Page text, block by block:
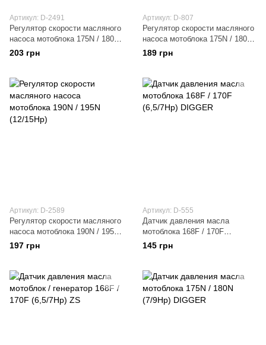
Артикул: D-2491
Регулятор скорости масляного
насоса мотоблока 175N / 180N
(7/9Hp)
203 грн
Артикул: D-807
Регулятор скорости масляного
насоса мотоблока 175N / 180N
(7/9Hp) DIGGER
189 грн
Артикул: D-2589
Регулятор скорости масляного
насоса мотоблока 190N / 195N
(12/15Hp)
197 грн
Артикул: D-555
Датчик давления масла
мотоблока 168F / 170F
(6,5/7Hp) DIGGER
145 грн